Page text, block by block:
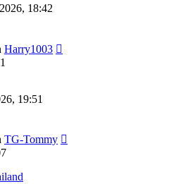
18:42
Harry1003
19:51
TG-Tommy